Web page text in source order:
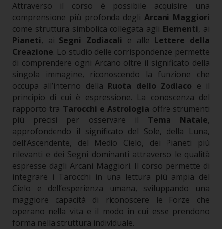
Attraverso il corso è possibile acquisire una
comprensione più profonda degliArcani Maggiori
come struttura simbolica collegata agli Elementi, ai
Pianeti, ai Segni Zodiacali e alle Lettere della
Creazione. Lo studio delle corrispondenze permette
di comprendere ogni Arcano oltre il significato della
singola immagine, riconoscendo la funzione che
occupa all’interno della Ruota dello Zodiaco e il
principio di cui è espressione. La conoscenza del
rapporto tra Tarocchi e Astrologia offre strumenti
più precisi per osservare il Tema Natale,
approfondendo il significato del Sole, della Luna,
dell’Ascendente, del Medio Cielo, dei Pianeti più
rilevanti e dei Segni dominanti attraverso le qualità
espresse dagli Arcani Maggiori. Il corso permette di
integrare i Tarocchi in una lettura più ampia del
Cielo e dell’esperienza umana, sviluppando una
maggiore capacità di riconoscere le Forze che
operano nella vita e il modo in cui esse prendono
forma nella struttura individuale.